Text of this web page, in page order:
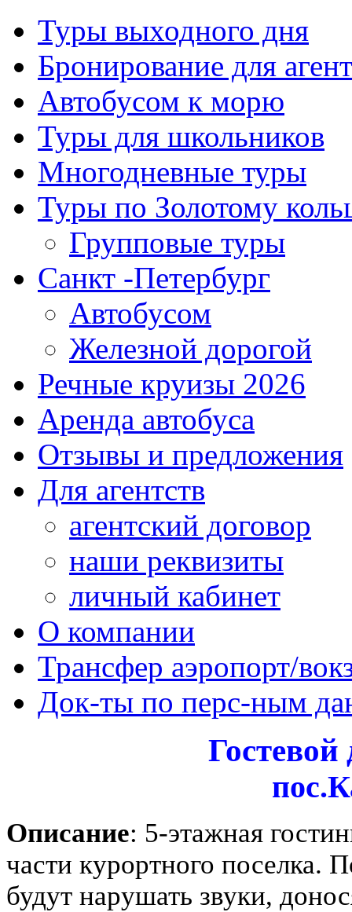
Туры выходного дня
Бронирование для
Автобусом к морю
Туры для школьников
Многодневные туры
Туры по Золотому
Групповые туры
Санкт -Петербург
Автобусом
Железной дорогой
Речные круизы 2026
Аренда автобуса
Отзывы и предложения
Для агентств
агентский договор
наши реквизиты
личный кабинет
О компании
Трансфер аэропорт/
Док-ты по перс-ным
Описание: 5-этажная
части курортного поселка.
будут нарушать звуки,